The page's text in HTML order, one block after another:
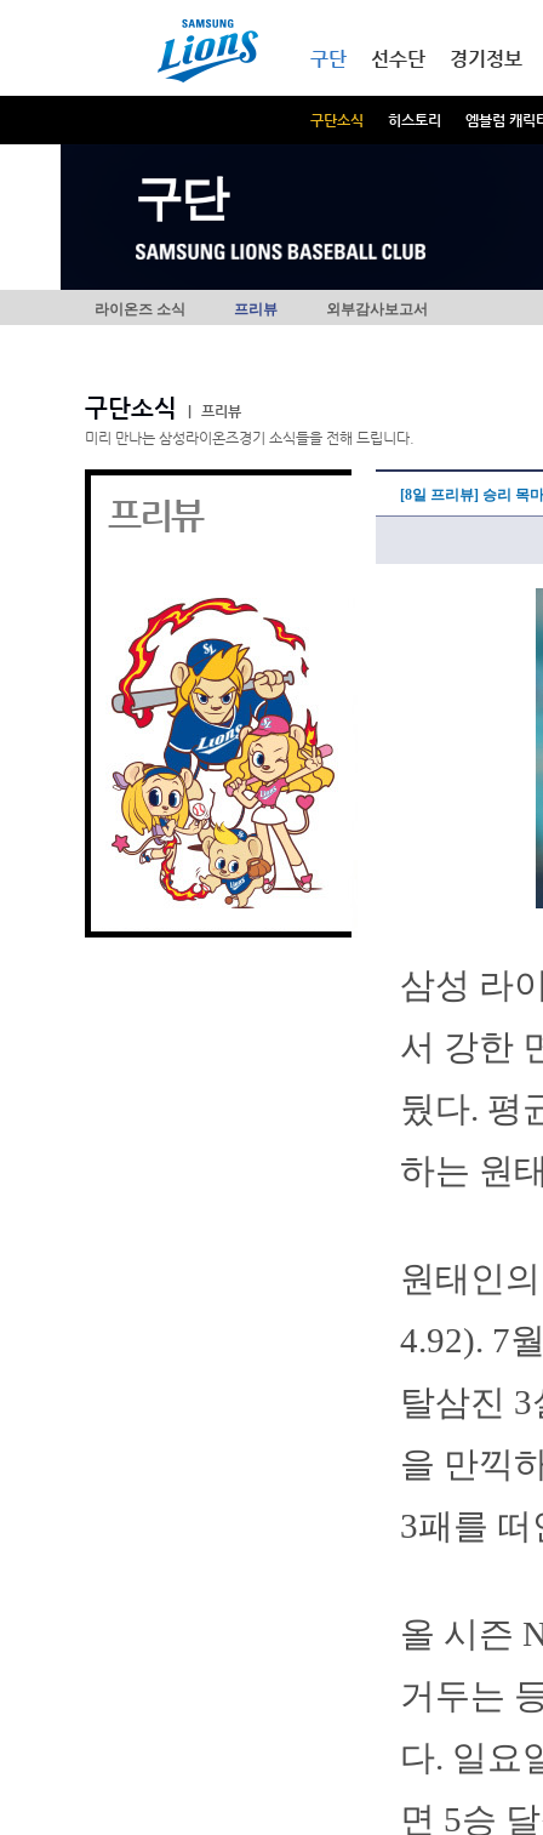
구단
구단소식 히스토리 엠블럼 캐릭
선수단 경기정보
구단
라이온즈 소식 프리뷰 외부감사보고서
구단소식
프리뷰
미리 만나는 삼성라이온즈경기 소식들을 전해 드립니다.
프리뷰 [8일 프리뷰] 승리 목
삼성 라
서 강한
뒀다. 평
하는 원
원태인
4.92). 7
탈삼진
을 만끽
3패를 떠
올 시즌
거두는
다. 일요
면 5승